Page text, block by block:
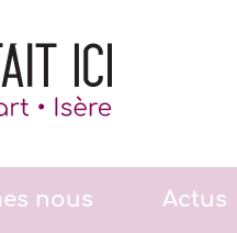
nous Actus